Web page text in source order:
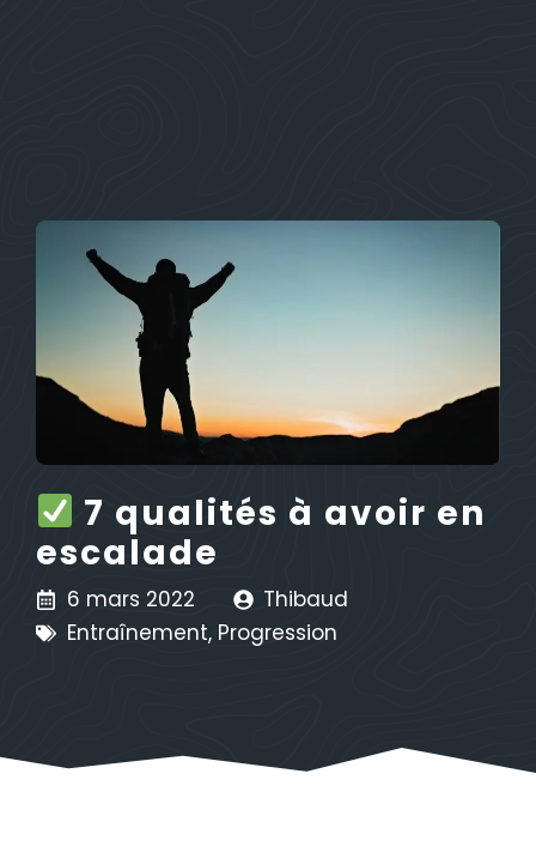
7 qualités à avoir en
escalade
6 mars 2022
Thibaud
Entraînement, Progression